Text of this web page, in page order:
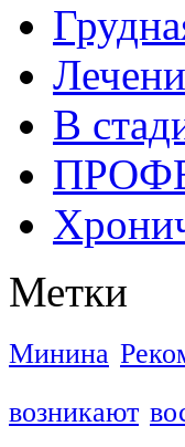
В
Метки
Минина
возникают